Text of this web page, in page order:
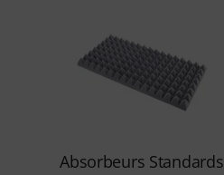
Absorbeurs Standards